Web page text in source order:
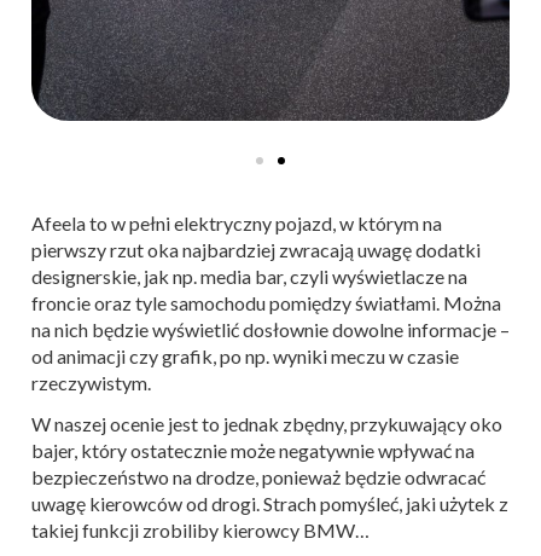
Afeela to w pełni elektryczny pojazd, w którym na
pierwszy rzut oka najbardziej zwracają uwagę dodatki
designerskie, jak np. media bar, czyli wyświetlacze na
froncie oraz tyle samochodu pomiędzy światłami. Można
na nich będzie wyświetlić dosłownie dowolne informacje –
od animacji czy grafik, po np. wyniki meczu w czasie
rzeczywistym.
W naszej ocenie jest to jednak zbędny, przykuwający oko
bajer, który ostatecznie może negatywnie wpływać na
bezpieczeństwo na drodze, ponieważ będzie odwracać
uwagę kierowców od drogi. Strach pomyśleć, jaki użytek z
takiej funkcji zrobiliby kierowcy BMW…